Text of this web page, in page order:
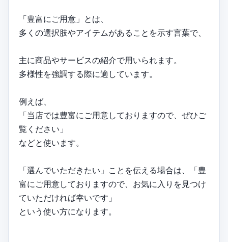
「豊富にご用意」とは、
多くの選択肢やアイテムがあることを示す言葉で、
主に商品やサービスの紹介で用いられます。
多様性を強調する際に適しています。
例えば、
「当店では豊富にご用意しておりますので、ぜひご
覧ください」
などと使います。
「選んでいただきたい」ことを伝える場合は、「豊
富にご用意しておりますので、お気に入りを見つけ
ていただければ幸いです」
という使い方になります。